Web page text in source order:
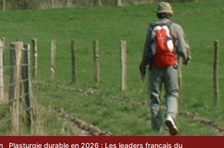
en 2026 : Les leaders français du recyclage et du biosourcé